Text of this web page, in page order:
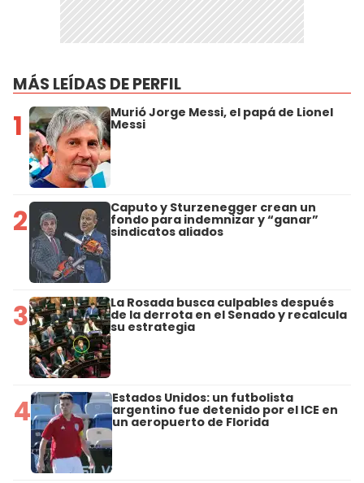
MÁS LEÍDAS DE PERFIL
1 Murió Jorge Messi, el papá de Lionel
Messi
2 Caputo y Sturzenegger crean un
fondo para indemnizar y “ganar”
sindicatos aliados
3 La Rosada busca culpables después
de la derrota en el Senado y recalcula
su estrategia
4 Estados Unidos: un futbolista
argentino fue detenido por el ICE en
un aeropuerto de Florida